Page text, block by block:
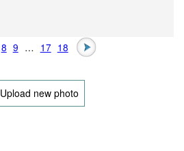
8 9 … 17 18
Upload new photo